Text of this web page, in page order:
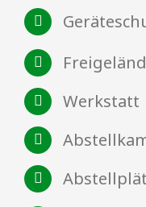
Werkstatt